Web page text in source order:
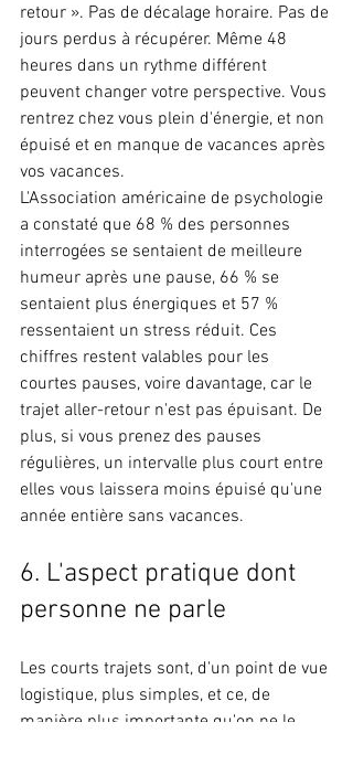
retour ». Pas de décalage horaire. Pas de
jours perdus à récupérer. Même 48
heures dans un rythme différent
peuvent changer votre perspective. Vous
rentrez chez vous plein d'énergie, et non
épuisé et en manque de vacances après
vos vacances.
L'Association américaine de psychologie
a constaté que 68 % des personnes
interrogées se sentaient de meilleure
humeur après une pause, 66 % se
sentaient plus énergiques et 57 %
ressentaient un stress réduit. Ces
chiffres restent valables pour les
courtes pauses, voire davantage, car le
trajet aller-retour n'est pas épuisant. De
plus, si vous prenez des pauses
régulières, un intervalle plus court entre
elles vous laissera moins épuisé qu'une
année entière sans vacances.
6. L'aspect pratique dont
personne ne parle
Les courts trajets sont, d'un point de vue
logistique, plus simples, et ce, de
manière plus importante qu'on ne le